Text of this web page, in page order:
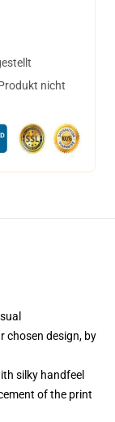
nicht
chosen design, by
silky handfeel
of the print